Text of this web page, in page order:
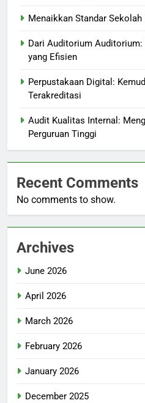
Menaikkan Standar Sekolah
Dari Auditorium Auditorium:
yang Efisien
Perpustakaan Digital:
Terakreditasi
Audit Kualitas Internal:
Perguruan Tinggi
Recent Comments
No comments to show.
Archives
June 2026
April 2026
March 2026
February 2026
January 2026
December 2025